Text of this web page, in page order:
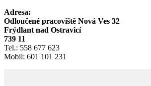
Adresa:
Odloučené pracoviště Nová Ves 32
Frýdlant nad Ostravicí
739 11
Tel.: 558 677 623
Mobil: 601 101 231